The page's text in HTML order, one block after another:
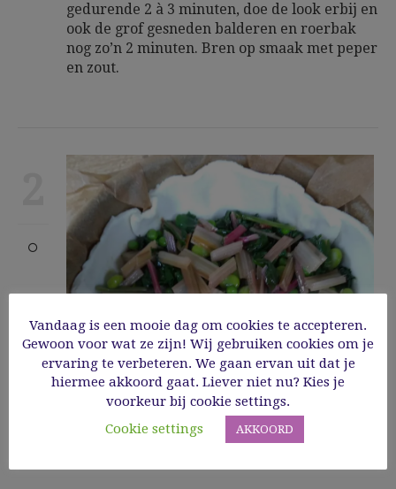
gedurende 2 à 3 minuten, doe de look erbij en
ook de grof gesneden balderen en roerbak
nog zo’n 2 minuten. Bren op smaak met peper
en zout.
Vandaag is een mooie dag om cookies te accepteren.
Gewoon voor wat ze zijn! Wij gebruiken cookies om je
ervaring te verbeteren. We gaan ervan uit dat je
hiermee akkoord gaat. Liever niet nu? Kies je
voorkeur bij cookie settings.
Cookie settings
AKKOORD